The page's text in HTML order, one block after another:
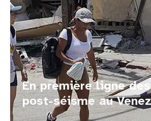
En première ligne
post-séisme au